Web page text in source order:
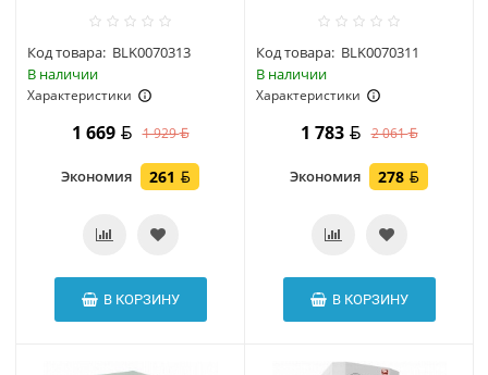
Код товара: BLK0070313
В наличии
Характеристики
1 669 1 929
Экономия 261
В КОРЗИНУ
Код товара: BLK0070311
В наличии
Характеристики
1 783 2 061
Экономия 278
В КОРЗИНУ